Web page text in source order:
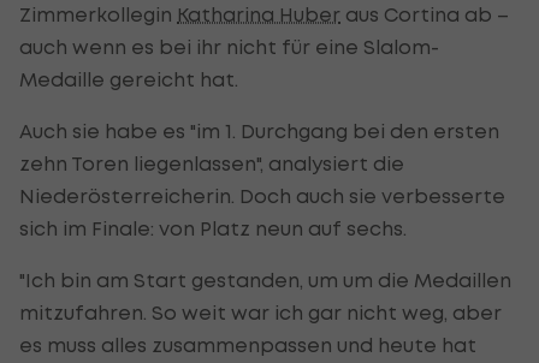
Zimmerkollegin Katharina Huber aus Cortina ab –
auch wenn es bei ihr nicht für eine Slalom-
Medaille gereicht hat.
Auch sie habe es "im 1. Durchgang bei den ersten
zehn Toren liegenlassen", analysiert die
Niederösterreicherin. Doch auch sie verbesserte
sich im Finale: von Platz neun auf sechs.
"Ich bin am Start gestanden, um um die Medaillen
mitzufahren. So weit war ich gar nicht weg, aber
es muss alles zusammenpassen und heute hat